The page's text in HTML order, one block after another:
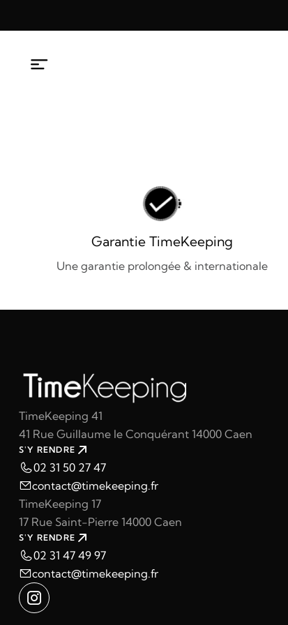
Garantie TimeKeeping
Une garantie prolongée & internationale
TimeKeeping 41
41 Rue Guillaume le Conquérant 14000 Caen
S'Y RENDRE
02 31 50 27 47
contact@timekeeping.fr
TimeKeeping 17
17 Rue Saint-Pierre 14000 Caen
S'Y RENDRE
02 31 47 49 97
contact@timekeeping.fr